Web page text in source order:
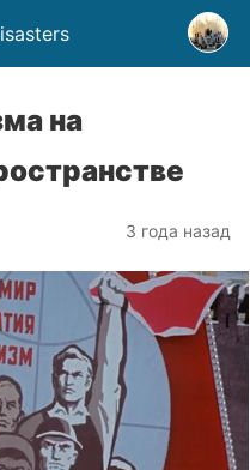
на
3 года назад